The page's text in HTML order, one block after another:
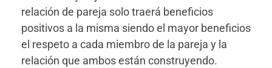
relación de pareja solo traerá beneficios
positivos a la misma siendo el mayor beneficios
el respeto a cada miembro de la pareja y la
relación que ambos están construyendo.